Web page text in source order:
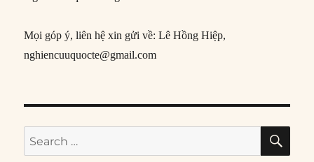
Mọi góp ý, liên hệ xin gửi về: Lê Hồng Hiệp,
nghiencuuquocte@gmail.com
Search
for: